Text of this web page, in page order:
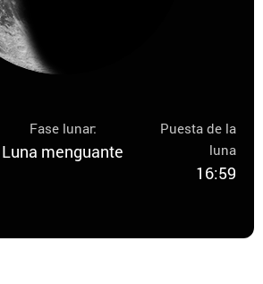
Fase lunar:
Luna menguante
Puesta de la
luna
16:59